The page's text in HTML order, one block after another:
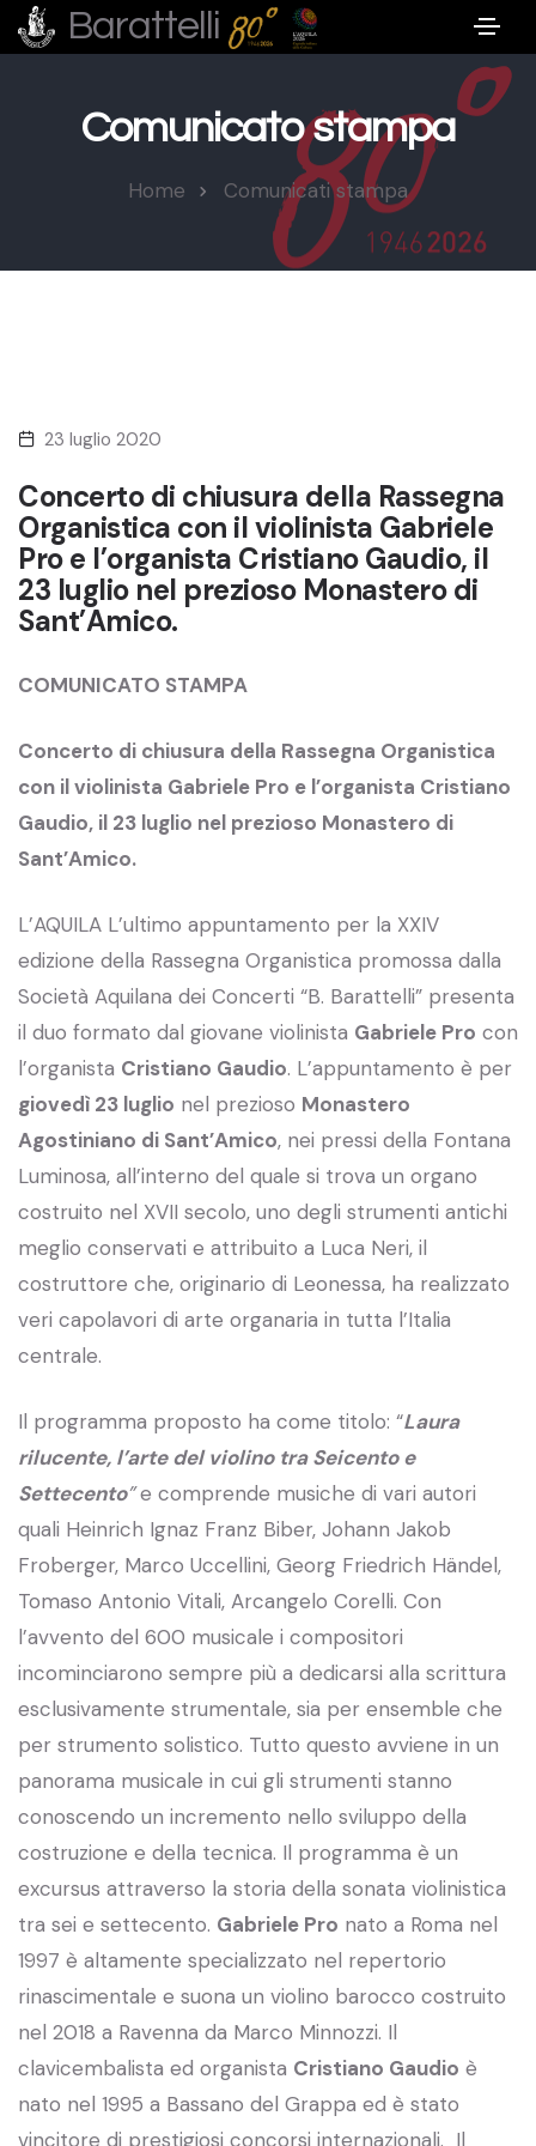
Barattelli
Comunicato stampa
Home Comunicati stampa
23 luglio 2020
Concerto di chiusura della Rassegna
Organistica con il violinista Gabriele
Pro e l’organista Cristiano Gaudio, il
23 luglio nel prezioso Monastero di
Sant’Amico.
COMUNICATO STAMPA
Concerto di chiusura della Rassegna Organistica
con il violinista Gabriele Pro e l’organista Cristiano
Gaudio, il 23 luglio nel prezioso Monastero di
Sant’Amico.
L’AQUILA L’ultimo appuntamento per la XXIV
edizione della Rassegna Organistica promossa dalla
Società Aquilana dei Concerti “B. Barattelli” presenta
il duo formato dal giovane violinista Gabriele Pro con
l’organista Cristiano Gaudio. L’appuntamento è per
giovedì 23 luglio nel prezioso Monastero
Agostiniano di Sant’Amico, nei pressi della Fontana
Luminosa, all’interno del quale si trova un organo
costruito nel XVII secolo, uno degli strumenti antichi
meglio conservati e attribuito a Luca Neri, il
costruttore che, originario di Leonessa, ha realizzato
veri capolavori di arte organaria in tutta l’Italia
centrale.
Il programma proposto ha come titolo: “Laura
rilucente, l’arte del violino tra Seicento e
Settecento”e comprende musiche di vari autori
quali Heinrich Ignaz Franz Biber, Johann Jakob
Froberger, Marco Uccellini, Georg Friedrich Händel,
Tomaso Antonio Vitali, Arcangelo Corelli. Con
l’avvento del 600 musicale i compositori
incominciarono sempre più a dedicarsi alla scrittura
esclusivamente strumentale, sia per ensemble che
per strumento solistico. Tutto questo avviene in un
panorama musicale in cui gli strumenti stanno
conoscendo un incremento nello sviluppo della
costruzione e della tecnica. Il programma è un
excursus attraverso la storia della sonata violinistica
tra sei e settecento. Gabriele Pro nato a Roma nel
1997 è altamente specializzato nel repertorio
rinascimentale e suona un violino barocco costruito
nel 2018 a Ravenna da Marco Minnozzi. Il
clavicembalista ed organista Cristiano Gaudio è
nato nel 1995 a Bassano del Grappa ed è stato
vincitore di prestigiosi concorsi internazionali. Il